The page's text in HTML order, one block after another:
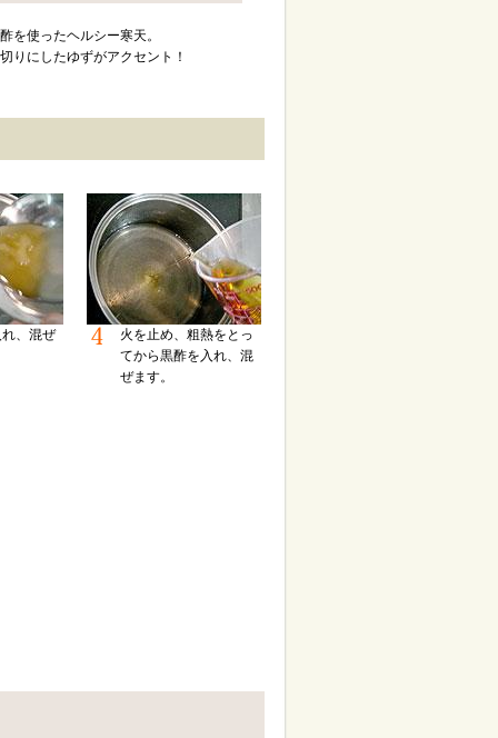
を使ったヘルシー寒天。
りにしたゆずがアクセント！
、混ぜ
火を止め、粗熱をとっ
てから黒酢を入れ、混
ぜます。